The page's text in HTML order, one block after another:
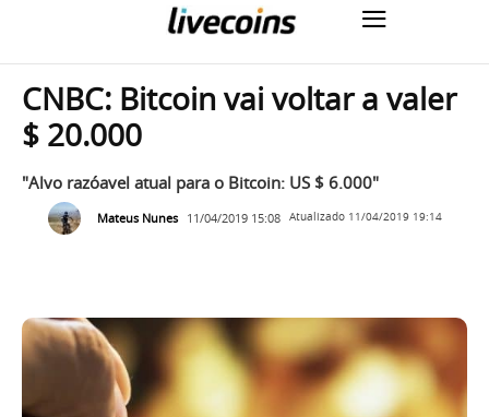
CNBC: Bitcoin vai voltar a valer
$ 20.000
"Alvo razóavel atual para o Bitcoin: US $ 6.000"
Mateus Nunes 11/04/2019 15:08 Atualizado 11/04/2019 19:14